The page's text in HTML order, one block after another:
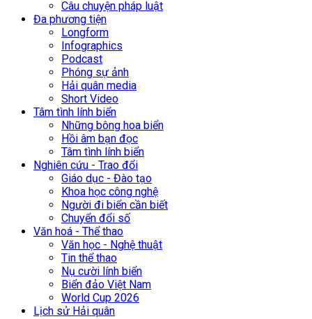
Câu chuyện pháp luật
Đa phương tiện
Longform
Infographics
Podcast
Phóng sự ảnh
Hải quân media
Short Video
Tâm tình lính biển
Những bông hoa biển
Hồi âm bạn đọc
Tâm tình lính biển
Nghiên cứu - Trao đổi
Giáo dục - Đào tạo
Khoa học công nghệ
Người đi biển cần biết
Chuyển đổi số
Văn hoá - Thể thao
Văn học - Nghệ thuật
Tin thể thao
Nụ cười lính biển
Biển đảo Việt Nam
World Cup 2026
Lịch sử Hải quân